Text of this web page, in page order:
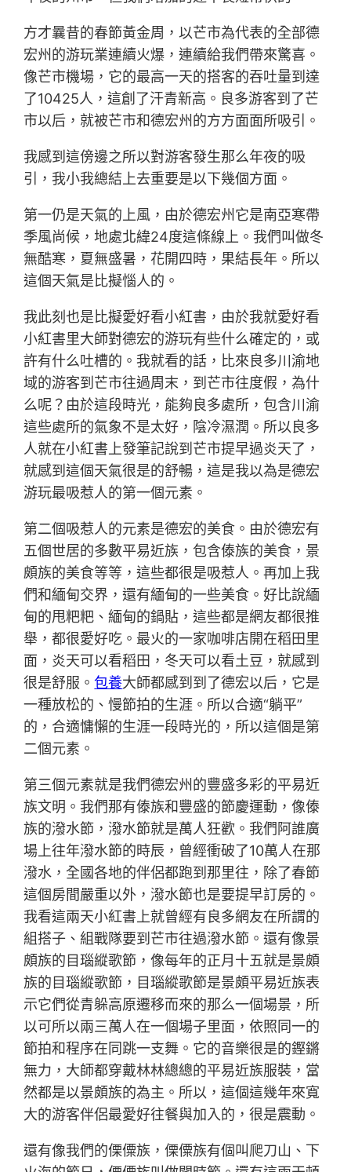
方才曩昔的春節黃金周，以芒市為代表的全部德
宏州的游玩業連續火爆，連續給我們帶來驚喜。
像芒市機場，它的最高一天的搭客的吞吐量到達
了10425人，這創了汗青新高。良多游客到了芒
市以后，就被芒市和德宏州的方方面面所吸引。
我感到這傍邊之所以對游客發生那么年夜的吸
引，我小我總結上去重要是以下幾個方面。
第一仍是天氣的上風，由於德宏州它是南亞寒帶
季風尚候，地處北緯24度這條線上。我們叫做冬
無酷寒，夏無盛暑，花開四時，果結長年。所以
這個天氣是比擬惱人的。
我此刻也是比擬愛好看小紅書，由於我就愛好看
小紅書里大師對德宏的游玩有些什么確定的，或
許有什么吐槽的。我就看的話，比來良多川渝地
域的游客到芒市往過周末，到芒市往度假，為什
么呢？由於這段時光，能夠良多處所，包含川渝
這些處所的氣象不是太好，陰冷濕潤。所以良多
人就在小紅書上發筆記說到芒市提早過炎天了，
就感到這個天氣很是的舒暢，這是我以為是德宏
游玩最吸惹人的第一個元素。
第二個吸惹人的元素是德宏的美食。由於德宏有
五個世居的多數平易近族，包含傣族的美食，景
頗族的美食等等，這些都很是吸惹人。再加上我
們和緬甸交界，還有緬甸的一些美食。好比說緬
甸的甩粑粑、緬甸的鍋貼，這些都是網友都很推
舉，都很愛好吃。最火的一家咖啡店開在稻田里
面，炎天可以看稻田，冬天可以看土豆，就感到
很是舒服。包養大師都感到到了德宏以后，它是
一種放松的、慢節拍的生涯。所以合適“躺平”
的，合適慵懶的生涯一段時光的，所以這個是第
二個元素。
第三個元素就是我們德宏州的豐盛多彩的平易近
族文明。我們那有傣族和豐盛的節慶運動，像傣
族的潑水節，潑水節就是萬人狂歡。我們阿誰廣
場上往年潑水節的時辰，曾經衝破了10萬人在那
潑水，全國各地的伴侶都跑到那里往，除了春節
這個房間嚴重以外，潑水節也是要提早訂房的。
我看這兩天小紅書上就曾經有良多網友在所謂的
組搭子、組戰隊要到芒市往過潑水節。還有像景
頗族的目瑙縱歌節，像每年的正月十五就是景頗
族的目瑙縱歌節，目瑙縱歌節是景頗平易近族表
示它們從青躲高原遷移而來的那么一個場景，所
以可所以兩三萬人在一個場子里面，依照同一的
節拍和程序在同跳一支舞。它的音樂很是的鏗鏘
無力，大師都穿戴林林總總的平易近族服裝，當
然都是以景頗族的為主。所以，這個這幾年來寬
大的游客伴侶最愛好往餐與加入的，很是震動。
還有像我們的傈僳族，傈僳族有個叫爬刀山、下